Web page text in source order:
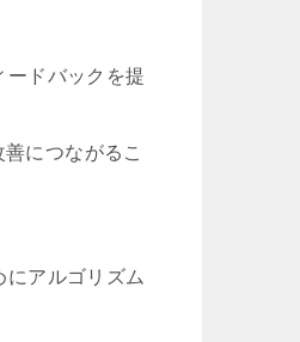
ードバックを提
につながるこ
アルゴリズム